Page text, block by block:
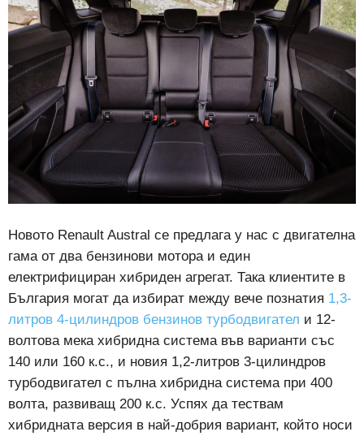
Новото Renault Austral се предлага у нас с двигателна
гама от два бензинови мотора и един
електрифициран хибриден агрегат. Така клиентите в
България могат да избират между вече познатия 1,3-
литров 4-цилиндров бензинов турбодвигател и 12-
волтова мека хибридна система във варианти със
140 или 160 к.с., и новия 1,2-литров 3-цилиндров
турбодвигател с пълна хибридна система при 400
волта, развиващ 200 к.с. Успях да тествам
хибридната версия в най-добрия вариант, който носи